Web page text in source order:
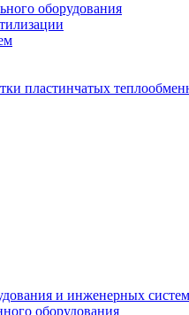
оборудования
пластинчатых
и инженерных систем
оборудования